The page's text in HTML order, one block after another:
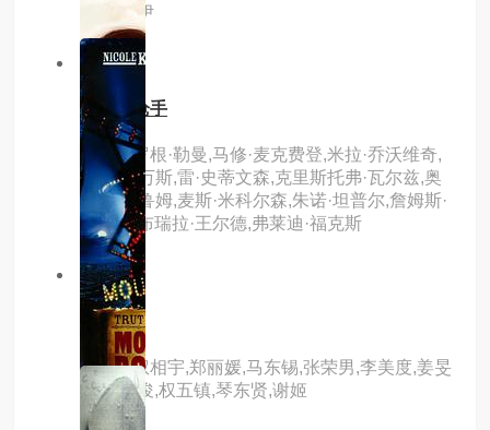
希,周洛伊
9.0分 hd
三个火枪手
主演：罗根·勒曼,马修·麦克费登,米拉·乔沃维奇,
卢克·伊万斯,雷·史蒂文森,克里斯托弗·瓦尔兹,奥
兰多·布鲁姆,麦斯·米科尔森,朱诺·坦普尔,詹姆斯·
柯登,加布瑞拉·王尔德,弗莱迪·福克斯
8.0分 hd
痛症
主演：权相宇,郑丽媛,马东锡,张荣男,李美度,姜旻
儿,郭仁俊,权五镇,琴东贤,谢姬